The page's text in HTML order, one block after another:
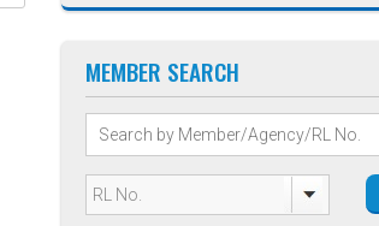
MEMBER SEARCH